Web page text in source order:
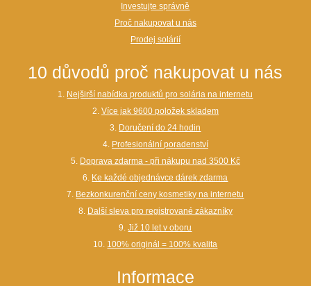
Investujte správně
Proč nakupovat u nás
Prodej solárií
10 důvodů proč nakupovat u nás
1. Nejširší nabídka produktů pro solária na internetu
2. Více jak 9600 položek skladem
3. Doručení do 24 hodin
4. Profesionální poradenství
5. Doprava zdarma - při nákupu nad 3500 Kč
6. Ke každé objednávce dárek zdarma
7. Bezkonkurenční ceny kosmetiky na internetu
8. Další sleva pro registrované zákazníky
9.Již 10 let v oboru
10. 100% originál = 100% kvalita
Informace